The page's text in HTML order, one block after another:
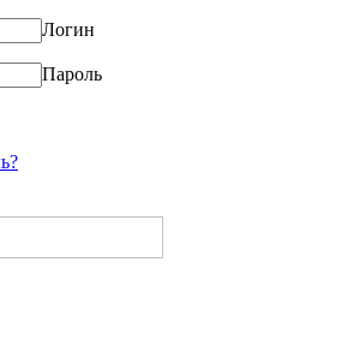
Логин
Пароль